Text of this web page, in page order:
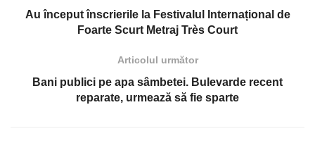
Au început înscrierile la Festivalul Internațional de
Foarte Scurt Metraj Très Court
Articolul următor
Bani publici pe apa sâmbetei. Bulevarde recent
reparate, urmează să fie sparte